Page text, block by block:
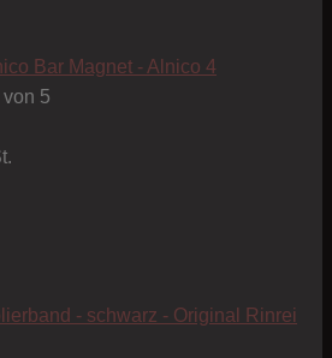
Bar Magnet - Alnico 4
von 5
- schwarz - Original Rinrei